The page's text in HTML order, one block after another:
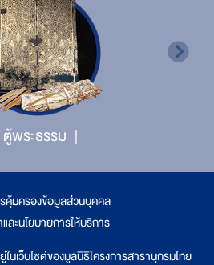
ตู้พระธรรม
คุ้มครองข้อมูลส่วนบุคคล
ละนโยบายการให้บริการ
เว็บไซต์ของมูลนิธิโครงการสารานุกรมไทย